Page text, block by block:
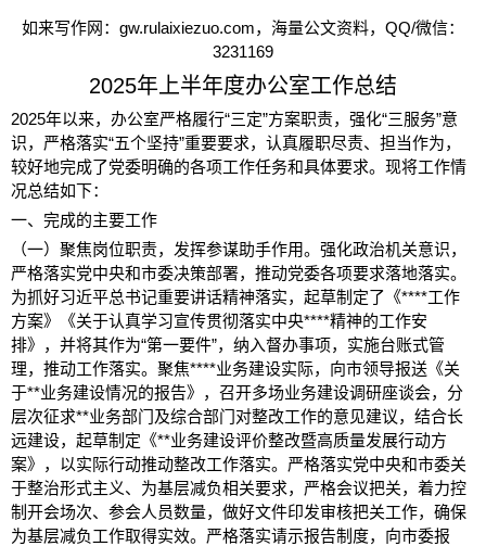
如来写作网： gw.rulaixiezuo.com，海量公文资料， QQ/微信：
3231169
2025年上半年度办公室工作总结
2025年以来，办公室严格履行“三定”方案职责，强化“三服务”意
识，严格落实“五个坚持”重要要求，认真履职尽责、担当作为，
较好地完成了党委明确的各项工作任务和具体要求。现将工作情
况总结如下：
一、完成的主要工作
（一）聚焦岗位职责，发挥参谋助手作用。 强化政治机关意识，
严格落实党中央和市委决策部署，推动党委各项要求落地落实。
为抓好习近平总书记重要讲话精神落实，起草制定了《****工作
方案》《关于认真学习宣传贯彻落实中央****精神的工作安
排》，并将其作为“第一要件”，纳入督办事项，实施台账式管
理，推动工作落实。聚焦****业务建设实际，向市领导报送《关
于**业务建设情况的报告》，召开多场业务建设调研座谈会，分
层次征求**业务部门及综合部门对整改工作的意见建议，结合长
远建设，起草制定《**业务建设评价整改暨高质量发展行动方
案》，以实际行动推动整改工作落实。严格落实党中央和市委关
于整治形式主义、为基层减负相关要求，严格会议把关，着力控
制开会场次、参会人员数量，做好文件印发审核把关工作，确保
为基层减负工作取得实效。严格落实请示报告制度，向市委报